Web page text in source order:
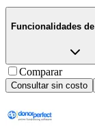
Funcionalidades de
Comparar
Consultar sin costo